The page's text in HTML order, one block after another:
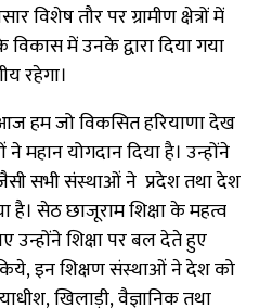
विशेष तौर पर ग्रामीण क्षेत्रों में
विकास में उनके द्वारा दिया गया
रहेगा।
हम जो विकसित हरियाणा देख
महान योगदान दिया है। उन्होंने
सभी संस्थाओं ने प्रदेश तथा देश
सेठ छाजूराम शिक्षा के महत्व
उन्होंने शिक्षा पर बल देते हुए
इन शिक्षण संस्थाओं ने देश को
खिलाड़ी, वैज्ञानिक तथा